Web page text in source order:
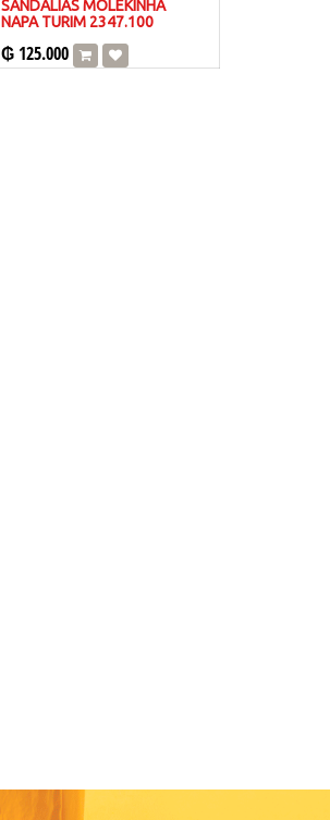
SANDALIAS MOLEKINHA
NAPA TURIM 2347.100
₲ 125.000